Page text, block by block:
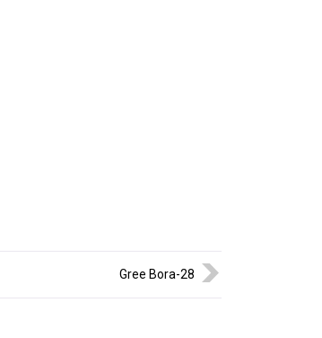
Gree Bora-28